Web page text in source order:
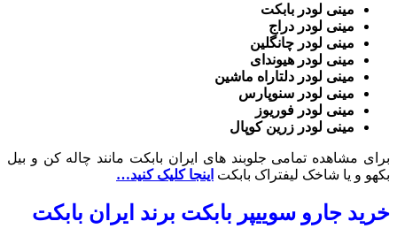
مینی لودر بابکت
مینی لودر دراج
مینی لودر چانگلین
مینی لودر هیوندای
مینی لودر دلتاراه ماشین
مینی لودر سنوپارس
مینی لودر فوریوز
مینی لودر زرین کوپال
برای مشاهده تمامی جلوبند های ایران بابکت مانند چاله کن و بیل
بکهو و یا شاخک لیفتراک بابکت اینجا کلیک کنید…
خرید جارو سوییپر بابکت برند ایران بابکت